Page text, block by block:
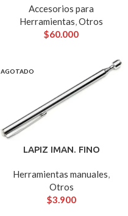
Accesorios para
Herramientas,Otros
$60.000
AGOTADO
LAPIZ IMAN. FINO
Herramientas manuales,
Otros
$3.900